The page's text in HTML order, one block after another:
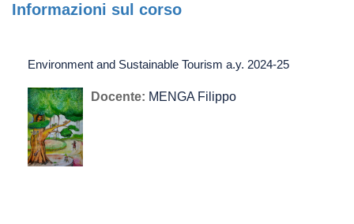
Informazioni sul corso
Environment and Sustainable Tourism a.y. 2024-25
Docente: MENGA Filippo